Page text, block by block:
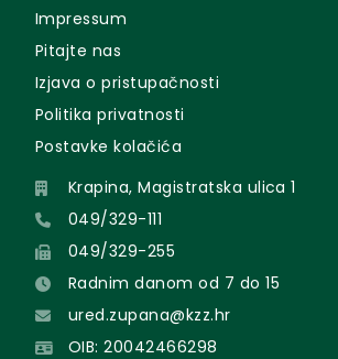
Impressum
Pitajte nas
Izjava o pristupačnosti
Politika privatnosti
Postavke kolačića
Krapina, Magistratska ulica 1
049/329-111
049/329-255
Radnim danom od 7 do 15
ured.zupana@kzz.hr
OIB: 20042466298